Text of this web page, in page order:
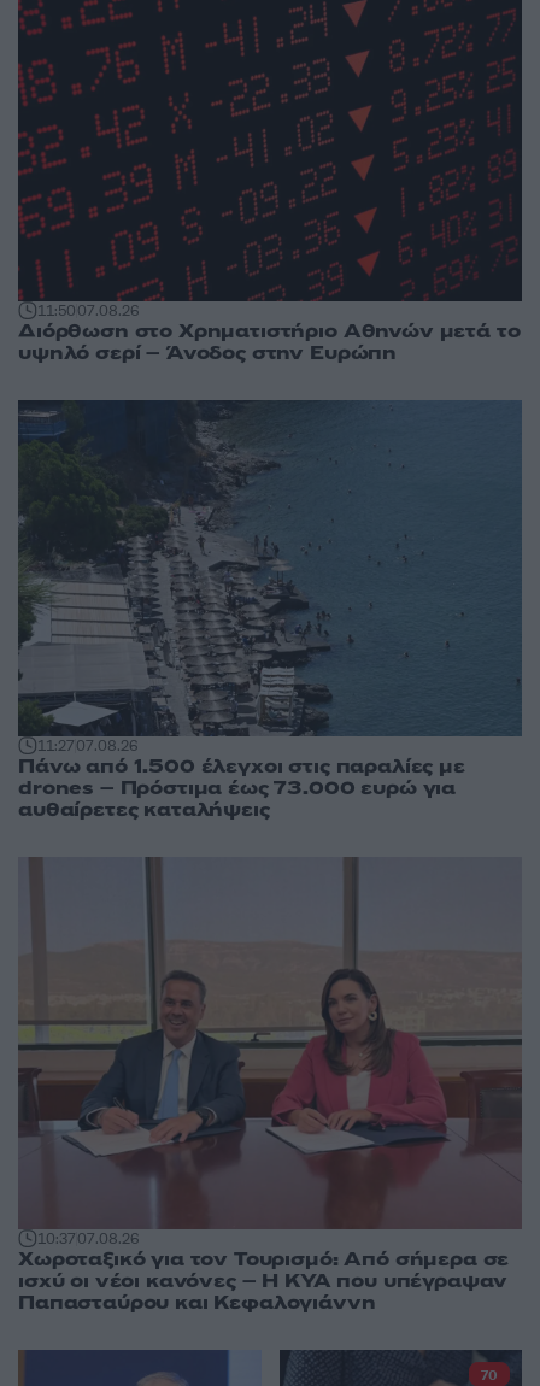
11:5007.08.26
Διόρθωση στο Χρηματιστήριο Αθηνών μετά το
υψηλό σερί – Άνοδος στην Ευρώπη
11:2707.08.26
Πάνω από 1.500 έλεγχοι στις παραλίες με
drones – Πρόστιμα έως 73.000 ευρώ για
αυθαίρετες καταλήψεις
10:3707.08.26
Χωροταξικό για τον Τουρισμό: Από σήμερα σε
ισχύ οι νέοι κανόνες – Η ΚΥΑ που υπέγραψαν
Παπασταύρου και Κεφαλογιάννη
70